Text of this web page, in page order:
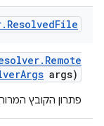
. ResolvedFile
. Remote
Args args)
פתרון הקובץ